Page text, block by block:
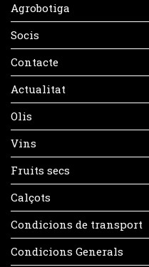
Agrobotiga
Socis
Contacte
Actualitat
Olis
Vins
Fruits secs
Calçots
Condicions de transport
Condicions Generals